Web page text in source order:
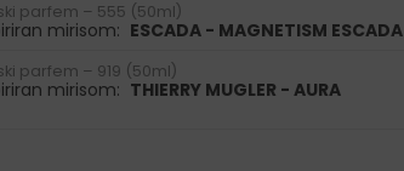
parfem – 555 (50ml)
mirisom: ESCADA - MAGNETISM ESCADA
parfem – 919 (50ml)
mirisom: THIERRY MUGLER - AURA